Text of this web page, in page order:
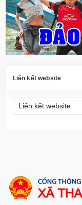
Liên kết website